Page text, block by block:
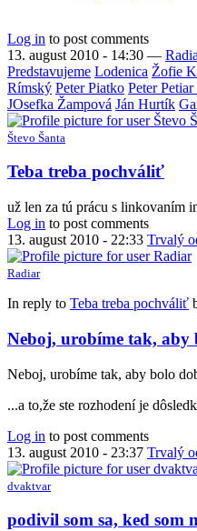
Log in to post comments
13. august 2010 - 14:30 —
Predstavujeme Lodenica Žofie
Rímský Peter Piatko Peter
JOsefka Žampová Ján Hurtík
Števo Šanta
Teba treba pochváliť
už len za tú prácu s linkovaním
Log in to post comments
13. august 2010 - 22:33 Trvalý
Radiar
In reply to Teba treba pochváliť
Neboj, urobíme tak, aby
Neboj, urobíme tak, aby bolo
...a to,že ste rozhodení je
Log in to post comments
13. august 2010 - 23:37 Trvalý
dvaktvar
podivil som sa, ked som